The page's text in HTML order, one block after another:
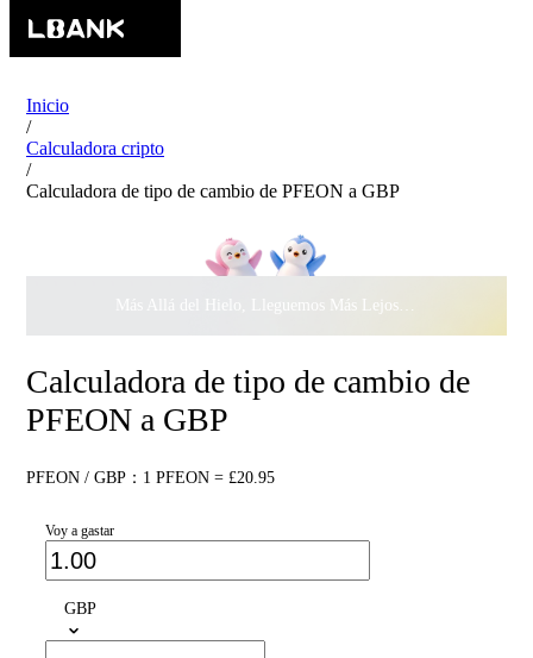
Inicio
/
Calculadora cripto
/
Calculadora de tipo de cambio de PFEON a GBP
Más Allá del Hielo, Lleguemos Más Lejos Juntos ·
Calculadora de tipo de cambio de
PFEON a GBP
PFEON / GBP：1 PFEON = £20.95
Voy a gastar
GBP